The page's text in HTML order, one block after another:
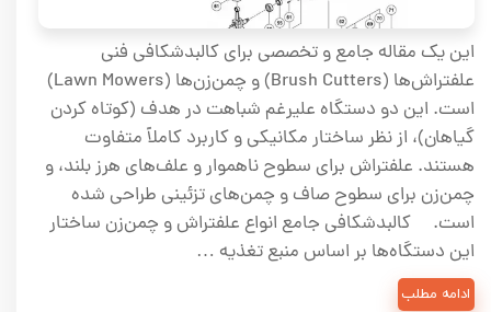
این یک مقاله جامع و تخصصی برای کالبدشکافی فنی
علفتراش‌ها (Brush Cutters) و چمن‌زن‌ها (Lawn Mowers)
است. این دو دستگاه علیرغم شباهت در هدف (کوتاه کردن
گیاهان)، از نظر ساختار مکانیکی و کاربرد کاملاً متفاوت
هستند. علفتراش برای سطوح ناهموار و علف‌های هرز بلند، و
چمن‌زن برای سطوح صاف و چمن‌های تزئینی طراحی شده
است. کالبدشکافی جامع انواع علفتراش و چمن‌زن ساختار
این دستگاه‌ها بر اساس منبع تغذیه …
ادامه مطلب